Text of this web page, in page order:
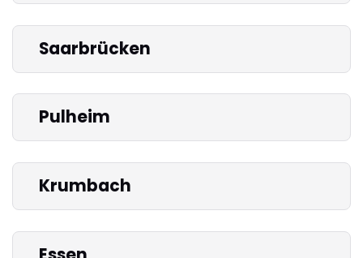
Saarbrücken
Pulheim
Krumbach